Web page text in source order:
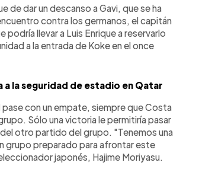
de dar un descanso a Gavi, que se ha
contra los germanos, el capitán
llevar a Luis Enrique a reservarlo
a la entrada de Koke en el once
a la seguridad de estadio en Qatar
con un empate, siempre que Costa
Sólo una victoria le permitiría pasar
otro partido del grupo. "Tenemos una
grupo preparado para afrontar este
japonés, Hajime Moriyasu.